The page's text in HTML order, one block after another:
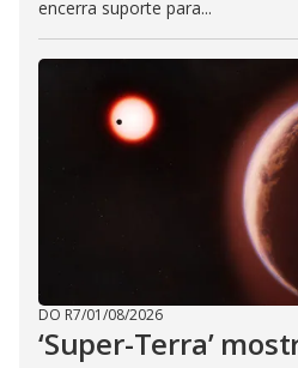
encerra suporte para...
DO R7/01/08/2026
‘Super-Terra’